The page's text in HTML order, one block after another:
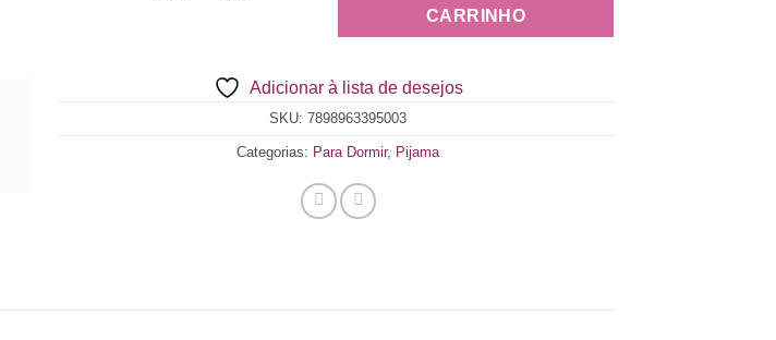
CARRINHO
Adicionar à lista de desejos
SKU: 7898963395003
Categorias: Para Dormir, Pijama